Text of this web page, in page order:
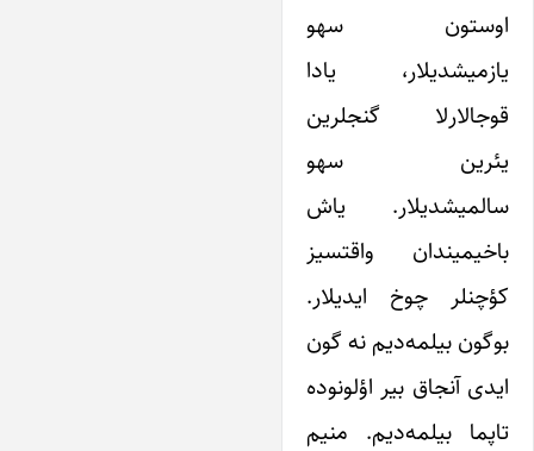
اوستون سهو
یازمیشدیلار، یادا
قوجالارلا گنجلرین
یئرین سهو
سالمیشدیلار. یاش
باخیمیندان واقتسیز
کؤچنلر چوخ ایدیلار.
بوگون بیلمه‌دیم نه گون
ایدی آنجاق بیر اؤلونوده
تاپما بیلمه‌دیم. منیم